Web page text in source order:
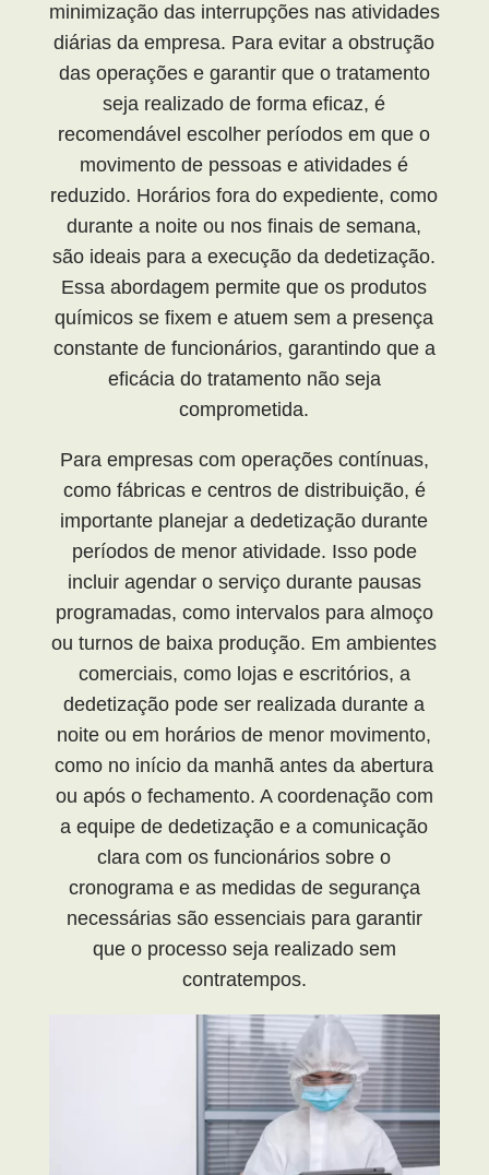
minimização das interrupções nas atividades
diárias da empresa. Para evitar a obstrução
das operações e garantir que o tratamento
seja realizado de forma eficaz, é
recomendável escolher períodos em que o
movimento de pessoas e atividades é
reduzido. Horários fora do expediente, como
durante a noite ou nos finais de semana,
são ideais para a execução da dedetização.
Essa abordagem permite que os produtos
químicos se fixem e atuem sem a presença
constante de funcionários, garantindo que a
eficácia do tratamento não seja
comprometida.
Para empresas com operações contínuas,
como fábricas e centros de distribuição, é
importante planejar a dedetização durante
períodos de menor atividade. Isso pode
incluir agendar o serviço durante pausas
programadas, como intervalos para almoço
ou turnos de baixa produção. Em ambientes
comerciais, como lojas e escritórios, a
dedetização pode ser realizada durante a
noite ou em horários de menor movimento,
como no início da manhã antes da abertura
ou após o fechamento. A coordenação com
a equipe de dedetização e a comunicação
clara com os funcionários sobre o
cronograma e as medidas de segurança
necessárias são essenciais para garantir
que o processo seja realizado sem
contratempos.